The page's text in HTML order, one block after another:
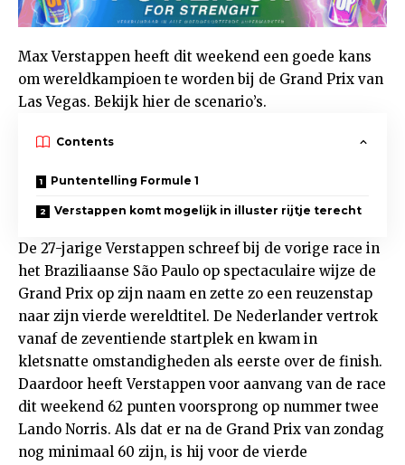
Max Verstappen heeft dit weekend een goede kans
om wereldkampioen te worden bij de Grand Prix van
Las Vegas. Bekijk hier de scenario’s.
Contents
Puntentelling Formule 1
Verstappen komt mogelijk in illuster rijtje terecht
De 27-jarige Verstappen schreef bij de vorige race in
het Braziliaanse São Paulo op spectaculaire wijze de
Grand Prix op zijn naam en zette zo een reuzenstap
naar zijn vierde wereldtitel. De Nederlander vertrok
vanaf de zeventiende startplek en kwam in
kletsnatte omstandigheden als eerste over de finish.
Daardoor heeft Verstappen voor aanvang van de race
dit weekend 62 punten voorsprong op nummer twee
Lando Norris. Als dat er na de Grand Prix van zondag
nog minimaal 60 zijn, is hij voor de vierde